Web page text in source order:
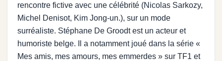
rencontre fictive avec une célébrité (Nicolas Sarkozy,
Michel Denisot, Kim Jong-un.), sur un mode
surréaliste. Stéphane De Groodt est un acteur et
humoriste belge. Il a notamment joué dans la série «
Mes amis, mes amours, mes emmerdes » sur TF1 et